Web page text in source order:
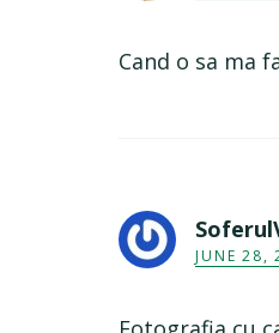
Cand o sa ma
JUNE 28,